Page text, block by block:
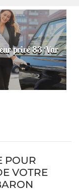
privé 83 Var
POUR
VOTRE